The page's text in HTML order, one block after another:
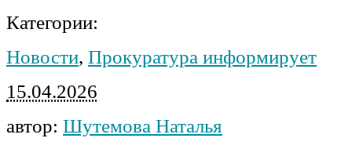
Категории:
Новости, Прокуратура информирует
15.04.2026
автор: Шутемова Наталья